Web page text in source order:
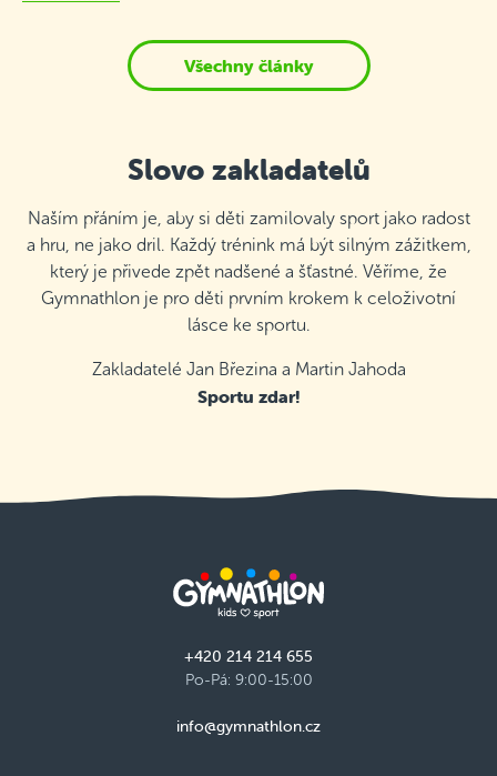
Všechny články
Slovo zakladatelů
Naším přáním je, aby si děti zamilovaly sport jako radost
a hru, ne jako dril. Každý trénink má být silným zážitkem,
který je přivede zpět nadšené a šťastné. Věříme, že
Gymnathlon je pro děti prvním krokem k celoživotní
lásce ke sportu.
Zakladatelé Jan Březina a Martin Jahoda
Sportu zdar!
+420 214 214 655
Po-Pá: 9:00-15:00
info@gymnathlon.cz